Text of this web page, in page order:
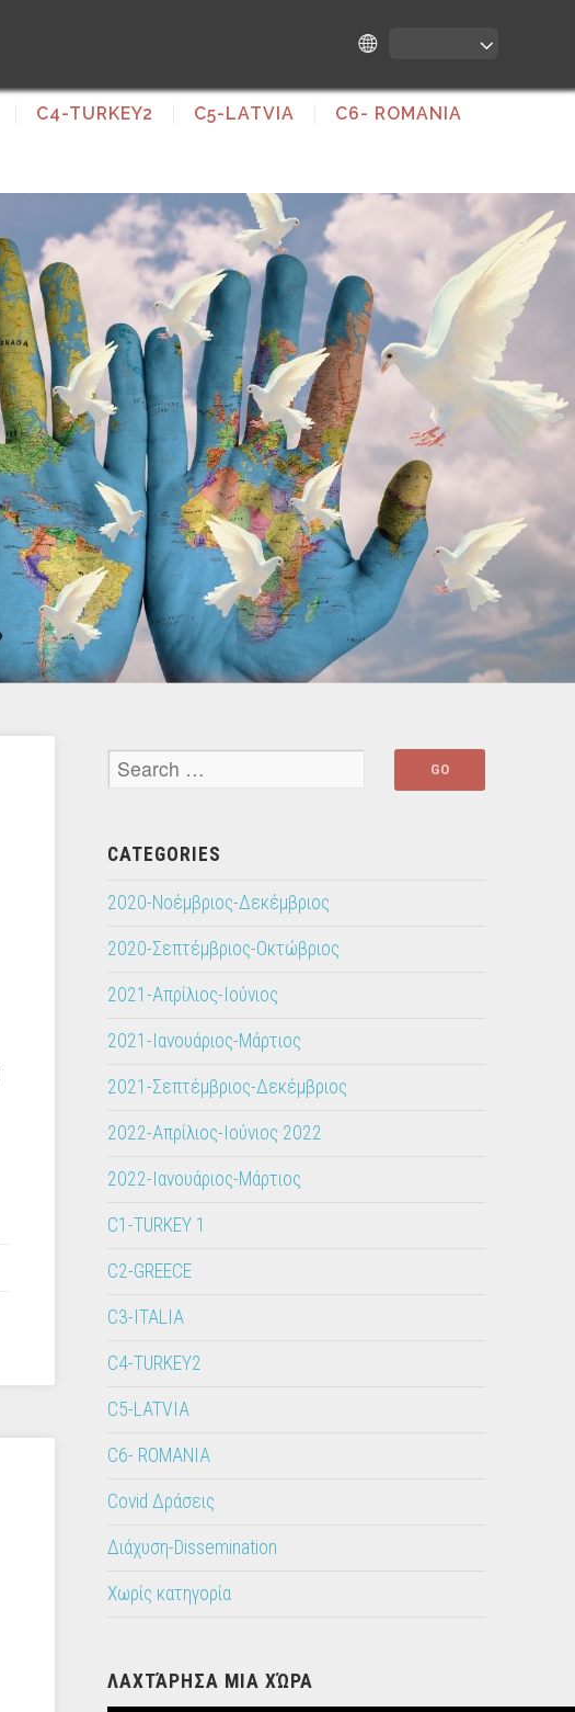
C4-TURKEY2 C5-LATVIA C6- ROMANIA
CATEGORIES
2020-Νοέμβριος-Δεκέμβριος
2020-Σεπτέμβριος-Οκτώβριος
2021-Απρίλιος-Ιούνιος
2021-Ιανουάριος-Μάρτιος
2021-Σεπτέμβριος-Δεκέμβριος
2022-Απρίλιος-Ιούνιος 2022
2022-Ιανουάριος-Μάρτιος
C1-TURKEY 1
C2-GREECE
C3-ITALIA
C4-TURKEY2
C5-LATVIA
C6- ROMANIA
Covid Δράσεις
Διάχυση-Dissemination
Χωρίς κατηγορία
ΛΑΧΤΆΡΗΣΑ ΜΙΑ ΧΏΡΑ